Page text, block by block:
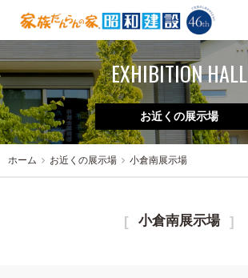
EXHIBITION HALL
お近くの展示場
ホーム お近くの展示場 小倉南展示場
小倉南展示場